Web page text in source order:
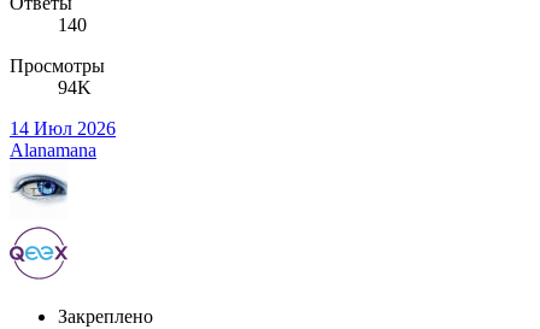
140
Просмотры
94K
14 Июл 2026
Alanamana
Закреплено